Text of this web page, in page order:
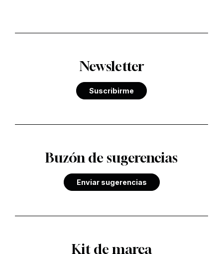
Newsletter
Suscribirme
Buzón de sugerencias
Enviar sugerencias
Kit de marca